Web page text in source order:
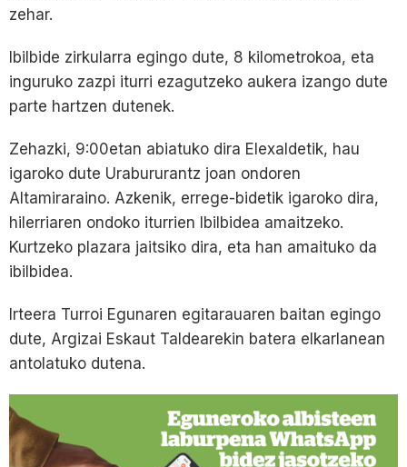
zehar.
Ibilbide zirkularra egingo dute, 8 kilometrokoa, eta
inguruko zazpi iturri ezagutzeko aukera izango dute
parte hartzen dutenek.
Zehazki, 9:00etan abiatuko dira Elexaldetik, hau
igaroko dute Urabururantz joan ondoren
Altamiraraino. Azkenik, errege-bidetik igaroko dira,
hilerriaren ondoko iturrien Ibilbidea amaitzeko.
Kurtzeko plazara jaitsiko dira, eta han amaituko da
ibilbidea.
Irteera Turroi Egunaren egitarauaren baitan egingo
dute, Argizai Eskaut Taldearekin batera elkarlanean
antolatuko dutena.